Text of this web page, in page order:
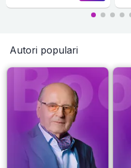
Autori populari